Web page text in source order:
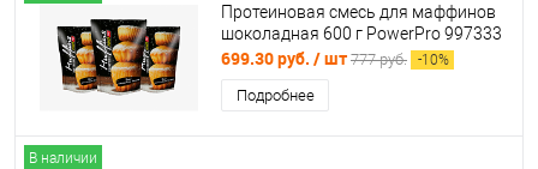
Протеиновая смесь для маффинов
шоколадная 600 г PowerPro 997333
699.30 руб. / шт 777 руб. -10%
Подробнее
В наличии